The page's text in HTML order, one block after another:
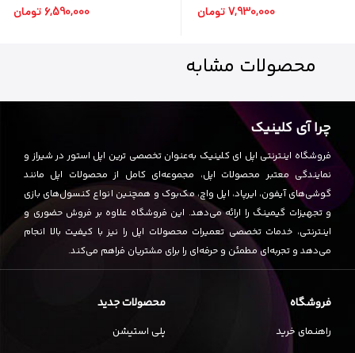
7,930,000 تومان 6,590,000 تومان
محصولات مشابه
چرا آی کلینیک
فروشگاه اینترنتی اپل ای کلینیک به‌عنوان تخصصی ترین اپل استور در شیراز و
نمایندگی معتبر محصولات اپل، مجموعه‌ای کامل از محصولات اپل مانند
گوشی‌های آیفون، ایرپاد، اپل واچ، مک‌بوک و همچنین انواع کنسول‌های بازی
و تجهیزات گیمینگ را ارائه می‌دهد. این فروشگاه علاوه بر فروش حضوری و
اینترنتی، خدمات تخصصی تعمیرات محصولات اپل را نیز با کیفیت بالا انجام
می‌دهد و تجربه‌ای مطمئن و حرفه‌ای را برای مشتریان فراهم می‌کند.
فروشگاه
راهنمای خرید
محصولات جدید
پلی استیشن